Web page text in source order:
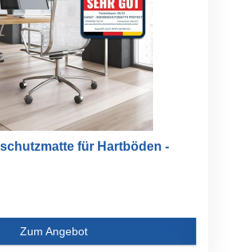
für Hartböden -
Zum Angebot